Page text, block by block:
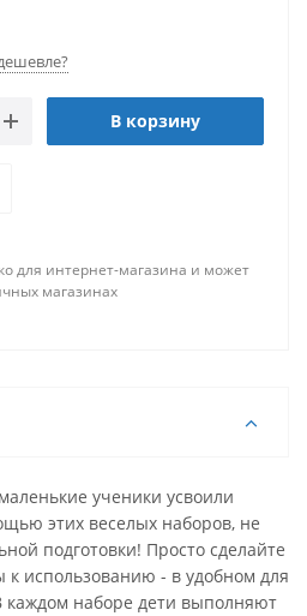
В корзину
для интернет-магазина и может
магазинах
ученики усвоили
этих веселых наборов, не
подготовки! Просто сделайте
к использованию - в удобном для
каждом наборе дети выполняют